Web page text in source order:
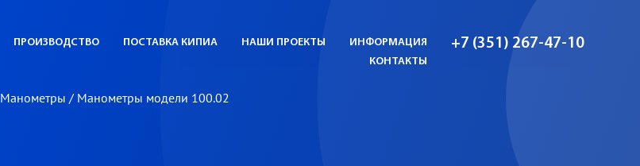
ПРОИЗВОДСТВО ПОСТАВКА КИПИА НАШИ ПРОЕКТЫ
ИНФОРМАЦИЯ
КОНТАКТЫ
+7 (351) 267-47-10
Манометры / Манометры модели 100.02